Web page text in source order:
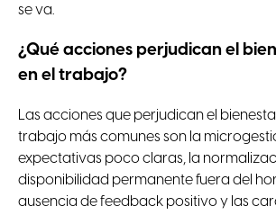
se va.
¿Qué acciones perjudican el
en el trabajo?
Las acciones que perjudican el
trabajo más comunes son la
expectativas poco claras, la
disponibilidad permanente fuera del
ausencia de feedback positivo y las